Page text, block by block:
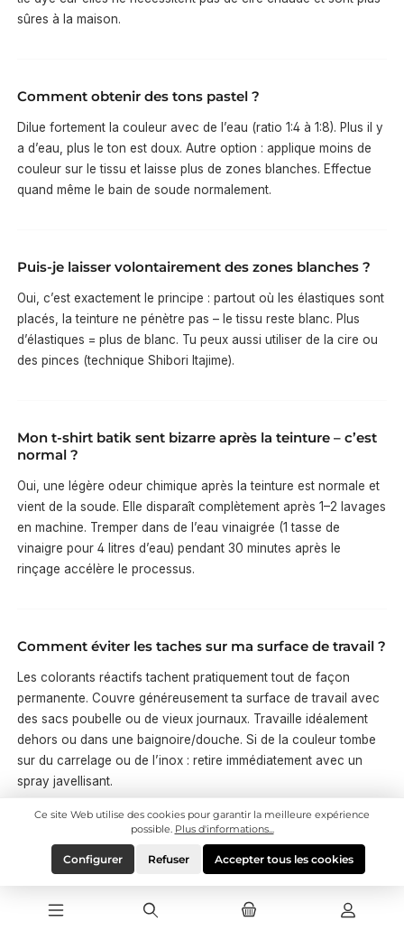
sûres à la maison.
Comment obtenir des tons pastel ?
Dilue fortement la couleur avec de l’eau (ratio 1:4 à 1:8). Plus il y
a d’eau, plus le ton est doux. Autre option : applique moins de
couleur sur le tissu et laisse plus de zones blanches. Effectue
quand même le bain de soude normalement.
Puis-je laisser volontairement des zones blanches ?
Oui, c’est exactement le principe : partout où les élastiques sont
placés, la teinture ne pénètre pas – le tissu reste blanc. Plus
d’élastiques = plus de blanc. Tu peux aussi utiliser de la cire ou
des pinces (technique Shibori Itajime).
Mon t-shirt batik sent bizarre après la teinture – c’est
normal ?
Oui, une légère odeur chimique après la teinture est normale et
vient de la soude. Elle disparaît complètement après 1–2 lavages
en machine. Tremper dans de l’eau vinaigrée (1 tasse de
vinaigre pour 4 litres d’eau) pendant 30 minutes après le
rinçage accélère le processus.
Comment éviter les taches sur ma surface de travail ?
Les colorants réactifs tachent pratiquement tout de façon
permanente. Couvre généreusement ta surface de travail avec
des sacs poubelle ou de vieux journaux. Travaille idéalement
dehors ou dans une baignoire/douche. Si de la couleur tombe
sur du carrelage ou de l’inox : retire immédiatement avec un
spray javellisant.
Puis-je teindre du tissu noir en batik ?
Pas directement – le tissu noir est déjà si sombre que les
couleurs appliquées ne seront pas visibles. L’alternative est le
Ce site Web utilise des cookies pour garantir la meilleure expérience
possible. Plus d'informations...
Refuser
Configurer Accepter tous les cookies